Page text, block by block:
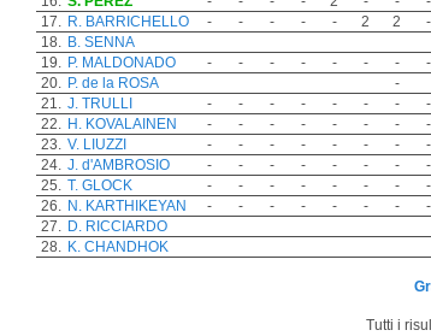
17. R. BARRICHELLO - - - - - 2 2 -
18. B. SENNA
19. P. MALDONADO - - - - - - - -
20. P. de la ROSA -
21. J. TRULLI - - - - - - - -
22. H. KOVALAINEN - - - - - - - -
23. V. LIUZZI - - - - - - - -
24. J. d'AMBROSIO - - - - - - - -
25. T. GLOCK - - - - - - - -
26. N. KARTHIKEYAN - - - - - - - -
27. D. RICCIARDO
28. K. CHANDHOK
Tutti i